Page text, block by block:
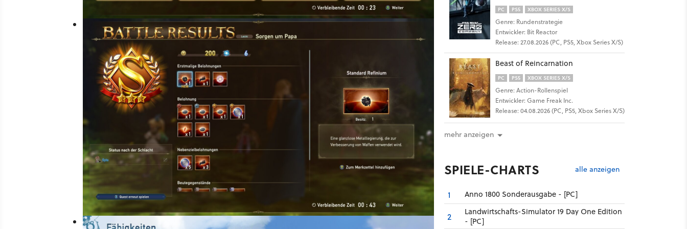
PC PS5 XBOX SERIES X/S
Genre: Rundenstrategie
Entwickler: Bit Reactor
Release: 27.08.2026 (PC, PS5, Xbox Series X/S)
Beast of Reincarnation
PC PS5 XBOX SERIES X/S
Genre: Action-Rollenspiel
Entwickler: Game Freak Inc.
Release: 04.08.2026 (PC, PS5, Xbox Series X/S)
mehr anzeigen
SPIELE-CHARTS alle anzeigen
1 Anno 1800 Sonderausgabe - [PC]
2
Landwirtschafts-Simulator 19 Day One Edition
- [PC]